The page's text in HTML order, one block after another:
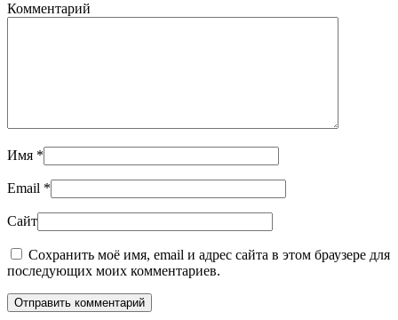
Комментарий
Имя *
Email *
Сайт
Сохранить моё имя, email и адрес сайта в этом браузере для
последующих моих комментариев.
Отправить комментарий